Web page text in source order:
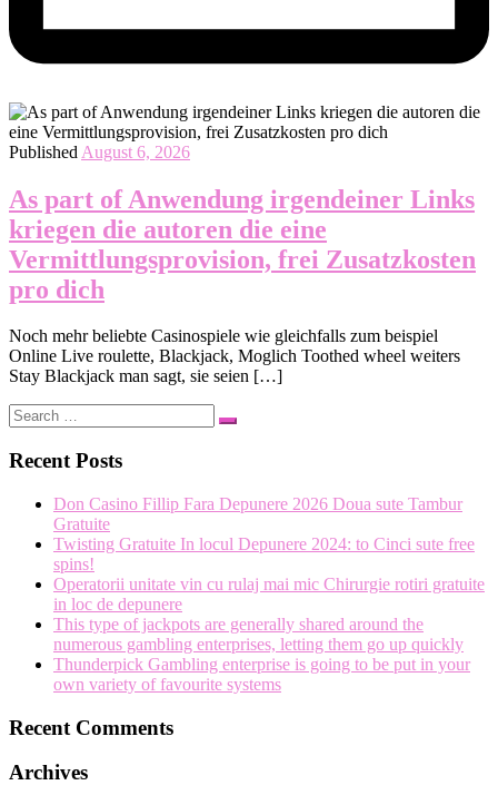
Published August 6, 2026
As part of Anwendung irgendeiner Links
kriegen die autoren die eine
Vermittlungsprovision, frei Zusatzkosten
pro dich
Noch mehr beliebte Casinospiele wie gleichfalls zum beispiel
Online Live roulette, Blackjack, Moglich Toothed wheel weiters
Stay Blackjack man sagt, sie seien […]
Search
Search
Recent Posts
Don Casino Fillip Fara Depunere 2026 Doua sute Tambur
Gratuite
Twisting Gratuite In locul Depunere 2024: to Cinci sute free
spins!
Operatorii unitate vin cu rulaj mai mic Chirurgie rotiri gratuite
in loc de depunere
This type of jackpots are generally shared around the
numerous gambling enterprises, letting them go up quickly
Thunderpick Gambling enterprise is going to be put in your
own variety of favourite systems
Recent Comments
Archives